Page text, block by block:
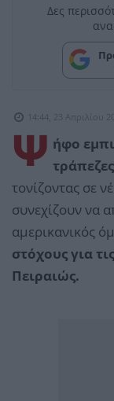
Δες
14:44, 23 Απριλίου
Ψ ήφο
τονίζοντας σε
συνεχίζουν να
αμερικανικός
στόχους για
Πειραιώς.